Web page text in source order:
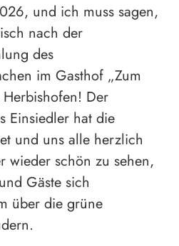
und ich muss sagen,
nach der
des
im Gasthof „Zum
Der
Einsiedler hat die
und uns alle herzlich
wieder schön zu sehen,
Gäste sich
über die grüne